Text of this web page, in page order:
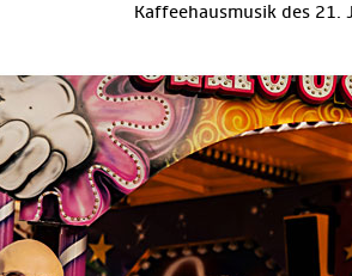
Kaffeehausmusik des 21.